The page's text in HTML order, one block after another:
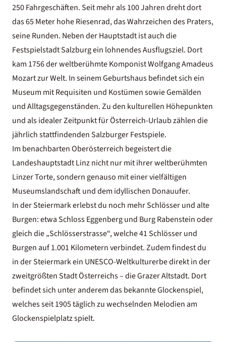
250 Fahrgeschäften. Seit mehr als 100 Jahren dreht dort
das 65 Meter hohe Riesenrad, das Wahrzeichen des Praters,
seine Runden. Neben der Hauptstadt ist auch die
Festspielstadt Salzburg ein lohnendes Ausflugsziel. Dort
kam 1756 der weltberühmte Komponist Wolfgang Amadeus
Mozart zur Welt. In seinem Geburtshaus befindet sich ein
Museum mit Requisiten und Kostümen sowie Gemälden
und Alltagsgegenständen. Zu den kulturellen Höhepunkten
und als idealer Zeitpunkt für Österreich-Urlaub zählen die
jährlich stattfindenden Salzburger Festspiele.
Im benachbarten Oberösterreich begeistert die
Landeshauptstadt Linz nicht nur mit ihrer weltberühmten
Linzer Torte, sondern genauso mit einer vielfältigen
Museumslandschaft und dem idyllischen Donauufer.
In der Steiermark erlebst du noch mehr Schlösser und alte
Burgen: etwa Schloss Eggenberg und Burg Rabenstein oder
gleich die „Schlösserstrasse“, welche 41 Schlösser und
Burgen auf 1.001 Kilometern verbindet. Zudem findest du
in der Steiermark ein UNESCO-Weltkulturerbe direkt in der
zweitgrößten Stadt Österreichs – die Grazer Altstadt. Dort
befindet sich unter anderem das bekannte Glockenspiel,
welches seit 1905 täglich zu wechselnden Melodien am
Glockenspielplatz spielt.